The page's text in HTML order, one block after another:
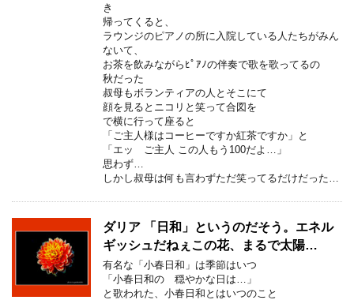
き
帰ってくると、
ラウンジのピアノの所に入院している人たちがみん
ないて、
お茶を飲みながらﾋﾟｱﾉの伴奏で歌を歌ってるの
秋だった
叔母もボランティアの人とそこにて
顔を見るとニコリと笑って合図を
で横に行って座ると
「ご主人様はコーヒーですか紅茶ですか」と
「エッ ご主人 この人もう100だよ…」
思わず…
しかし叔母は何も言わずただ笑ってるだけだった…
ダリア 「日和」というのだそう。エネル
ギッシュだねぇこの花、まるで太陽…
有名な「小春日和」は季節はいつ
「小春日和の 穏やかな日は…」
と歌われた、小春日和とはいつのこと